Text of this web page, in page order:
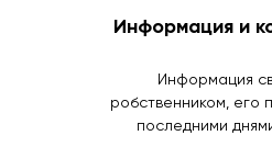
Информация и
Информация
робственником, его
последними